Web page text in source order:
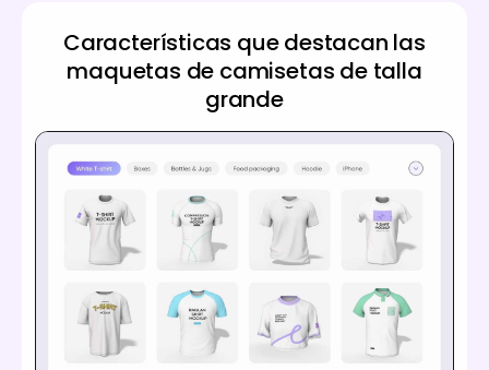
Características que destacan las
maquetas de camisetas de talla
grande